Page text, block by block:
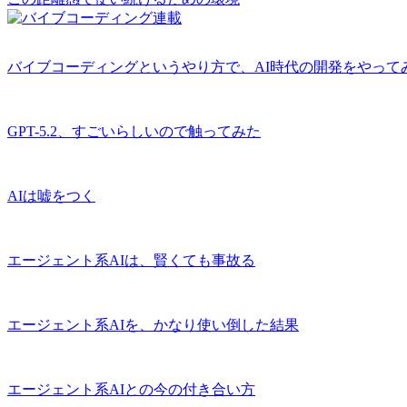
バイブコーディングというやり方で、AI時代の開発をやって
GPT-5.2、すごいらしいので触ってみた
AIは嘘をつく
エージェント系AIは、賢くても事故る
エージェント系AIを、かなり使い倒した結果
エージェント系AIとの今の付き合い方